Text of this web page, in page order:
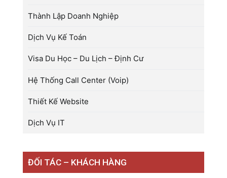
Thành Lập Doanh Nghiệp
Dịch Vụ Kế Toán
Visa Du Học – Du Lịch – Định Cư
Hệ Thống Call Center (Voip)
Thiết Kế Website
Dịch Vụ IT
ĐỐI TÁC – KHÁCH HÀNG